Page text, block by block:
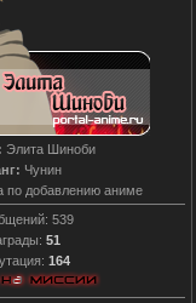
Элита Шиноби
Чунин
по добавлению аниме
539
51
164